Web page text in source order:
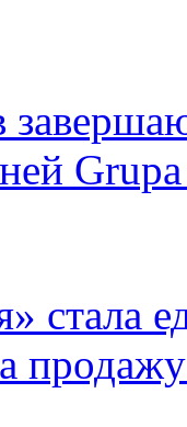
стала